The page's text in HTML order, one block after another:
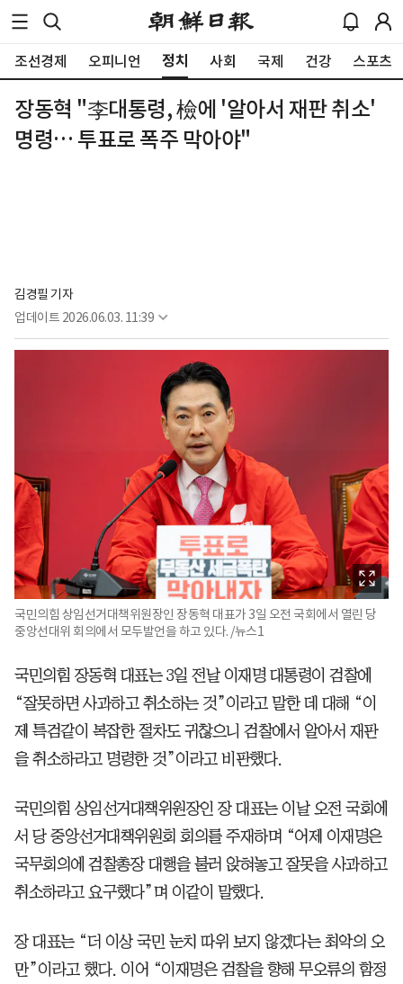
조선경제 오피니언 정치 사회 국제 건강 스포츠
장동혁 "李대통령, 檢에 '알아서 재판 취소'
명령… 투표로 폭주 막아야"
김경필 기자
업데이트 2026.06.03. 11:39
국민의힘 상임선거대책위원장인 장동혁 대표가 3일 오전 국회에서 열린 당
중앙선대위 회의에서 모두발언을 하고 있다. /뉴스1
국민의힘 장동혁 대표는 3일 전날 이재명 대통령이 검찰에
“잘못하면 사과하고 취소하는 것”이라고 말한 데 대해 “이
제 특검같이 복잡한 절차도 귀찮으니 검찰에서 알아서 재판
을 취소하라고 명령한 것”이라고 비판했다.
국민의힘 상임선거대책위원장인 장 대표는 이날 오전 국회에
서 당 중앙선거대책위원회 회의를 주재하며 “어제 이재명은
국무회의에 검찰총장 대행을 불러 앉혀놓고 잘못을 사과하고
취소하라고 요구했다”며 이같이 말했다.
장 대표는 “더 이상 국민 눈치 따위 보지 않겠다는 최악의 오
만”이라고 했다. 이어 “이재명은 검찰을 향해 무오류의 함정